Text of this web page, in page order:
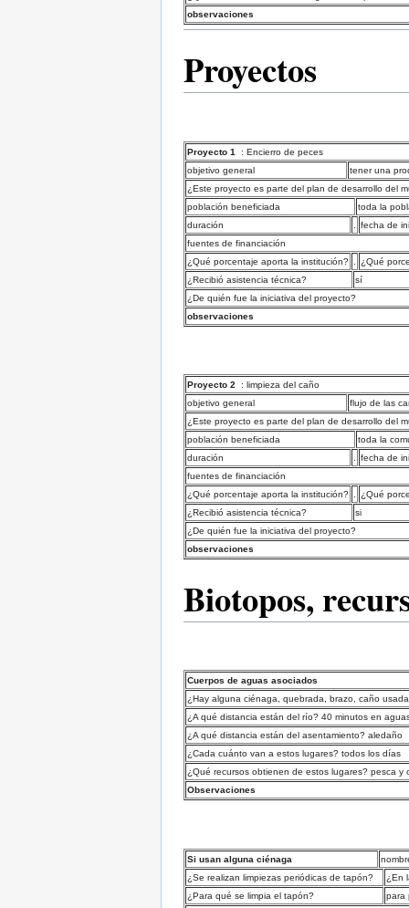
observaciones
Proyectos
Proyecto 1
: Encierro de peces
objetivo general
tener una
¿Este proyecto es parte del plan de desarrollo del
población beneficiada
toda la
duración
fecha de
fuentes de financiación
¿Qué porcentaje aporta la institución?
¿Qué
¿Recibió asistencia técnica?
sí
¿De quién fue la iniciativa del proyecto?
observaciones
Proyecto 2
: limpieza del caño
objetivo general
flujo de las
¿Este proyecto es parte del plan de desarrollo del
población beneficiada
toda la
duración
. fecha de
fuentes de financiación
¿Qué porcentaje aporta la institución? . ¿Qué
¿Recibió asistencia técnica?
si
¿De quién fue la iniciativa del proyecto?
observaciones
Biotopos,
Cuerpos de aguas asociados
¿Hay alguna ciénaga, quebrada, brazo, caño
¿A qué distancia están del río? 40 minutos en
¿A qué distancia están del asentamiento? aledaño
¿Cada cuánto van a estos lugares? todos los días
¿Qué recursos obtienen de estos lugares? pesca y
Observaciones
Si usan alguna ciénaga
¿Se realizan limpiezas periódicas de tapón?
¿En
¿Para qué se limpia el tapón?
para